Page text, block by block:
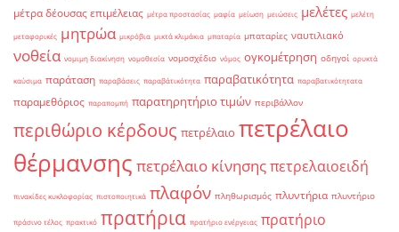
μέτρα δέουσας επιμέλειας μέτρα προστασίας μαφία μείωση μειώσεις μελέτες μελέτη
μεταφορικές μητρώα μικρόβια μικτά κλιμάκια μπαταρία μπαταρίες ναυτιλιακό
νοθεία νομιμη διακίνηση νομοθεσία νομοσχέδιο νόμος ογκομέτρηση οδηγοί ορυκτά
καύσιμα παράταση παραβάσεις παραβάτικότητα παραβατικότητα παραβατικότητατα
παραμεθόριος παραπομπή παρατηρητήριο τιμών περιβάλλον
περιθώριο κέρδους πετρέλαιο πετρέλαιο
θέρμανσης πετρέλαιο κίνησηςπετρελαιοειδή
πινακίδες κυκλοφορίας πιστοποιητικά πλαφόν πληθωρισμός πλυντήρια πλυντήριο
πράσινο τέλος πρακτικό πρατήρια πρατήριο ενέργειας πρατήριο